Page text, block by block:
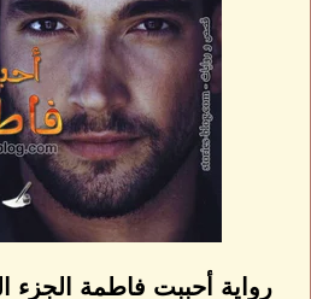
رواية أحببت فاطمة الجزء